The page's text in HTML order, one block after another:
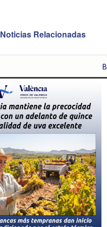
Noticias Relacionadas